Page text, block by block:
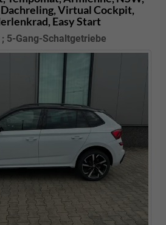
Virtual Cockpit,
Easy Start
5-Gang-Schaltgetriebe